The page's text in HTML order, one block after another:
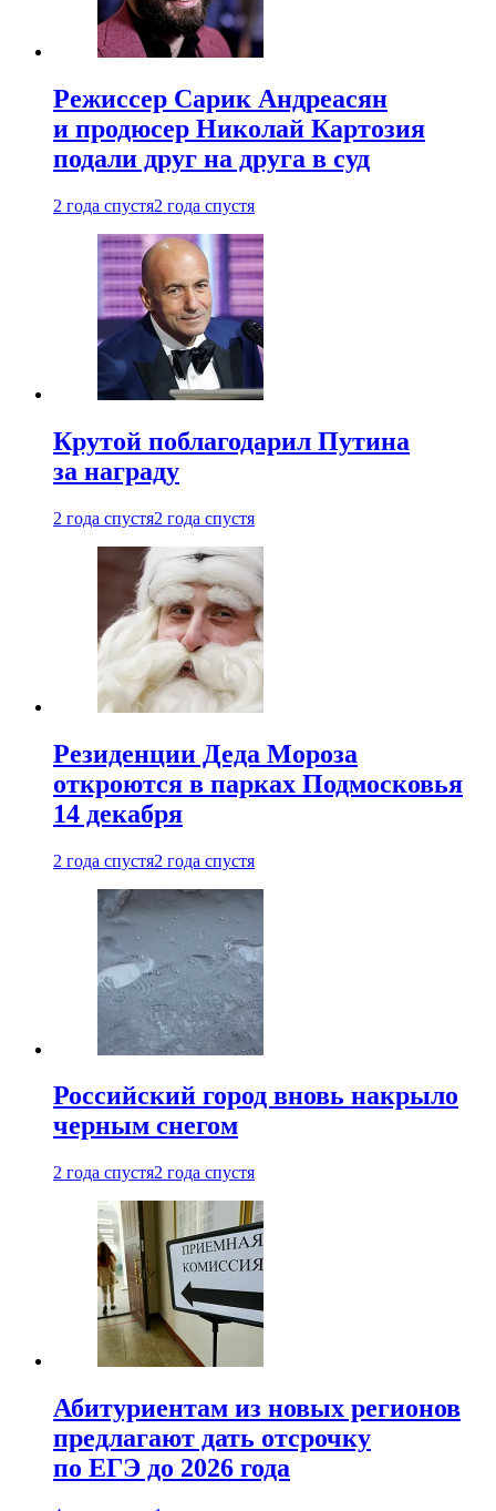
Режиссер Сарик Андреасян
и продюсер Николай Картозия
подали друг на друга в суд
2 года спустя2 года спустя
Крутой поблагодарил Путина
за награду
2 года спустя2 года спустя
Резиденции Деда Мороза
откроются в парках Подмосковья
14 декабря
2 года спустя2 года спустя
Российский город вновь накрыло
черным снегом
2 года спустя2 года спустя
Абитуриентам из новых регионов
предлагают дать отсрочку
по ЕГЭ до 2026 года